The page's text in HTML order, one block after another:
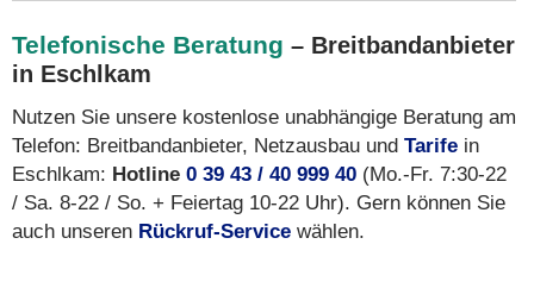
Telefonische Beratung – Breitbandanbieter
in Eschlkam
Nutzen Sie unsere kostenlose unabhängige Beratung am
Telefon: Breitbandanbieter, Netzausbau und Tarife in
Eschlkam: Hotline 0 39 43 / 40 999 40 (Mo.-Fr. 7:30-22
/ Sa. 8-22 / So. + Feiertag 10-22 Uhr). Gern können Sie
auch unseren Rückruf-Service wählen.